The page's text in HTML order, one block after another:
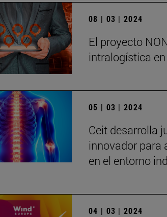
08 | 03 | 2024
El proyecto
intralogística
05 | 03 | 2024
Ceit desarrolla
innovador para
en el entorno
04 | 03 | 2024